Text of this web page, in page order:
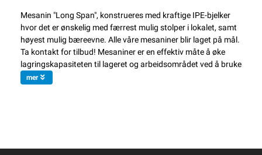
Mesanin "Long Span", konstrueres med kraftige IPE-bjelker
hvor det er ønskelig med færrest mulig stolper i lokalet, samt
høyest mulig bæreevne. Alle våre mesaniner blir laget på mål.
Ta kontakt for tilbud! Mesaniner er en effektiv måte å øke
lagringskapasiteten til lageret og arbeidsområdet ved å bruke
mer